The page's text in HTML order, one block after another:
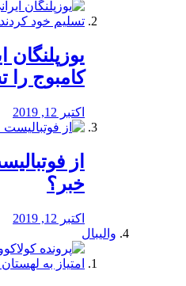
یوزپلنگان
کامبوج را
اکتبر 12, 2019
از
خبر؟
اکتبر 12, 2019
والیبال